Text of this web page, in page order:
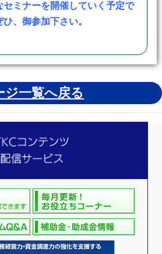
セミナーを開催していく予定で
ひ、御参加下さい。
ジ一覧へ戻る